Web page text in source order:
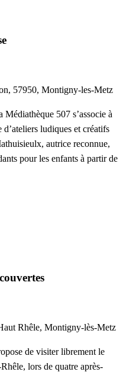
57950, Montigny-les-Metz
507 s’associe à
ludiques et créatifs
autrice reconnue,
pour les enfants à partir de
Rhêle, Montigny-lès-Metz
de visiter librement le
lors de quatre après-